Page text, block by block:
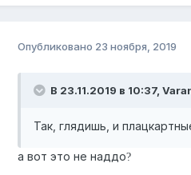
Опубликовано 23 ноября, 2019
В 23.11.2019 в 10:37,
Так, глядишь, и
а вот это не наддо?